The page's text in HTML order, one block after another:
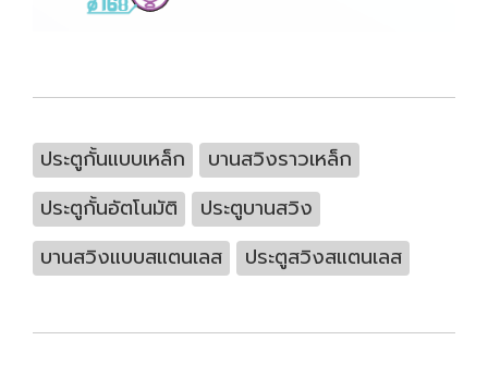
ประตูกั้นแบบเหล็ก
บานสวิงราวเหล็ก
ประตูกั้นอัตโนมัติ
ประตูบานสวิง
บานสวิงแบบสแตนเลส
ประตูสวิงสแตนเลส